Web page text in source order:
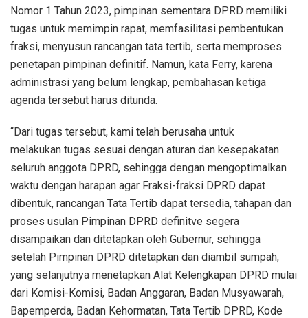
Nomor 1 Tahun 2023, pimpinan sementara DPRD memiliki
tugas untuk memimpin rapat, memfasilitasi pembentukan
fraksi, menyusun rancangan tata tertib, serta memproses
penetapan pimpinan definitif. Namun, kata Ferry, karena
administrasi yang belum lengkap, pembahasan ketiga
agenda tersebut harus ditunda.
“Dari tugas tersebut, kami telah berusaha untuk
melakukan tugas sesuai dengan aturan dan kesepakatan
seluruh anggota DPRD, sehingga dengan mengoptimalkan
waktu dengan harapan agar Fraksi-fraksi DPRD dapat
dibentuk, rancangan Tata Tertib dapat tersedia, tahapan dan
proses usulan Pimpinan DPRD definitve segera
disampaikan dan ditetapkan oleh Gubernur, sehingga
setelah Pimpinan DPRD ditetapkan dan diambil sumpah,
yang selanjutnya menetapkan Alat Kelengkapan DPRD mulai
dari Komisi-Komisi, Badan Anggaran, Badan Musyawarah,
Bapemperda, Badan Kehormatan, Tata Tertib DPRD, Kode